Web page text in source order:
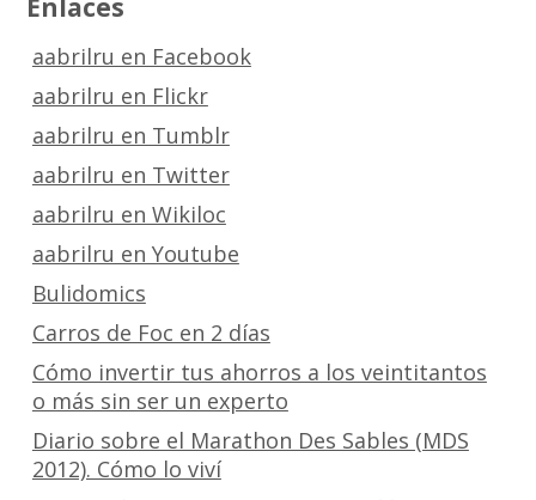
Enlaces
aabrilru en Facebook
aabrilru en Flickr
aabrilru en Tumblr
aabrilru en Twitter
aabrilru en Wikiloc
aabrilru en Youtube
Bulidomics
Carros de Foc en 2 días
Cómo invertir tus ahorros a los veintitantos
o más sin ser un experto
Diario sobre el Marathon Des Sables (MDS
2012). Cómo lo viví